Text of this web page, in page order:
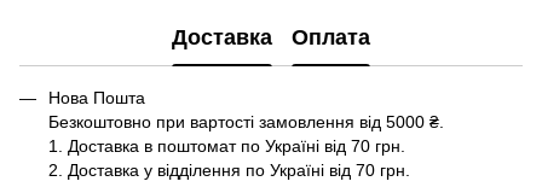
Доставка Оплата
Нова Пошта
Безкоштовно при вартості замовлення від 5000 ₴.
1. Доставка в поштомат по Україні від 70 грн.
2. Доставка у відділення по Україні від 70 грн.